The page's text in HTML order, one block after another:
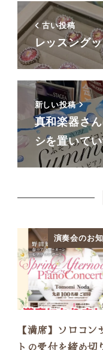
古い投稿
レッスング
新しい投稿
真和楽器さ
シを置いて
演奏会のお
【満席】ソロコン
トの受付を締め切